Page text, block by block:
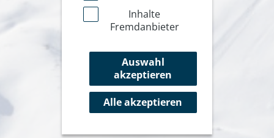
Inhalte
Fremdanbieter
Auswahl
akzeptieren
Alle akzeptieren